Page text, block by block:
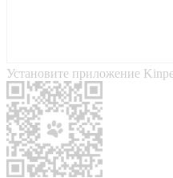
Установите приложение